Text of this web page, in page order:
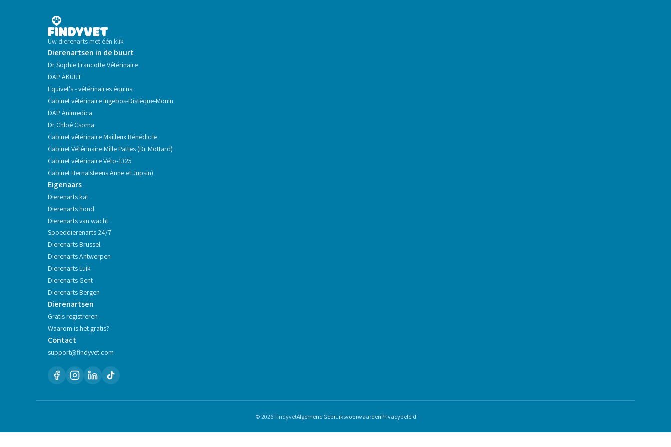
Uw dierenarts met één klik
Dierenartsen in de buurt
Dr Sophie Francotte Vétérinaire
DAP AKUUT
Equivet's - vétérinaires équins
Cabinet vétérinaire Ingebos-Distèque-Monin
DAP Animedica
Dr Chloé Csoma
Cabinet vétérinaire Mailleux Bénédicte
Cabinet Vétérinaire Mille Pattes (Dr Mottard)
Cabinet vétérinaire Véto-1325
Cabinet Hernalsteens Anne et Jupsin)
Eigenaars
Dierenarts kat
Dierenarts hond
Dierenarts van wacht
Spoeddierenarts 24/7
DierenartsBrussel
DierenartsAntwerpen
DierenartsLuik
Dierenarts Gent
DierenartsBergen
Dierenartsen
Gratis registreren
Waarom is het gratis?
Contact
support@findyvet.com
© 2026 FindyvetAlgemene GebruiksvoorwaardenPrivacybeleid